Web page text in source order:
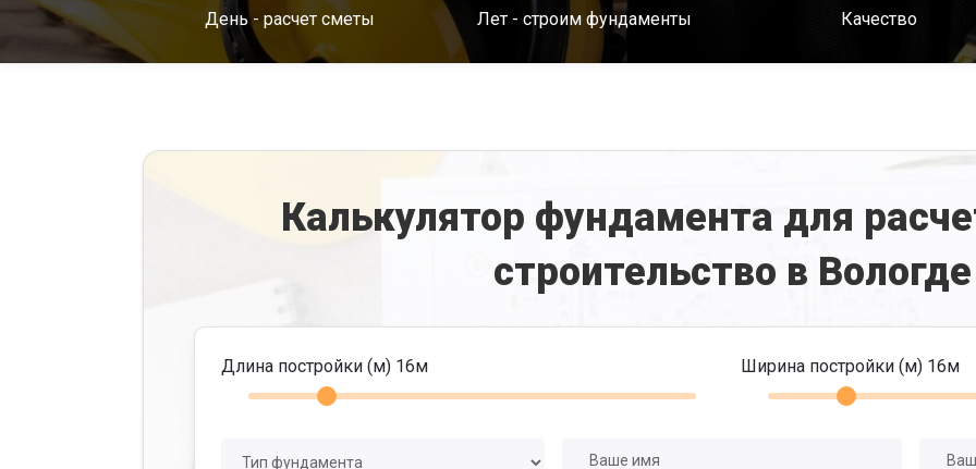
День - расчет сметы Лет - строим фундаменты Качество
Калькулятор фундамента для
строительство в Вологде
Длина постройки (м) 16м Ширина постройки (м) 16м